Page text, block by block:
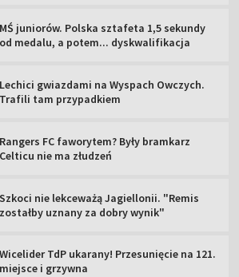
MŚ juniorów. Polska sztafeta 1,5 sekundy
od medalu, a potem... dyskwalifikacja
Lechici gwiazdami na Wyspach Owczych.
Trafili tam przypadkiem
Rangers FC faworytem? Były bramkarz
Celticu nie ma złudzeń
Szkoci nie lekceważą Jagiellonii. "Remis
zostałby uznany za dobry wynik"
Wicelider TdP ukarany! Przesunięcie na 121.
miejsce i grzywna